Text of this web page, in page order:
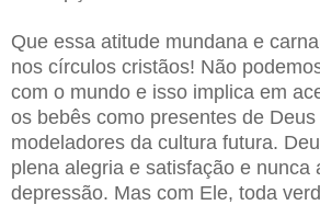
Que essa atitude mundana e
nos círculos cristãos! Não
com o mundo e isso implica em
os bebês como presentes de
modeladores da cultura futura.
plena alegria e satisfação e nunca
depressão. Mas com Ele, toda